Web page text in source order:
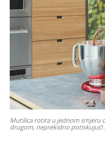
Mutilica rotira u jednom smjeru
drugom, neprekidno potiskujući